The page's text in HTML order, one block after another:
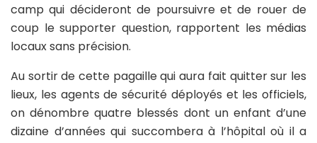
camp qui décideront de poursuivre et de rouer de
coup le supporter question, rapportent les médias
locaux sans précision.
Au sortir de cette pagaille qui aura fait quitter sur les
lieux, les agents de sécurité déployés et les officiels,
on dénombre quatre blessés dont un enfant d’une
dizaine d’années qui succombera à l’hôpital où il a